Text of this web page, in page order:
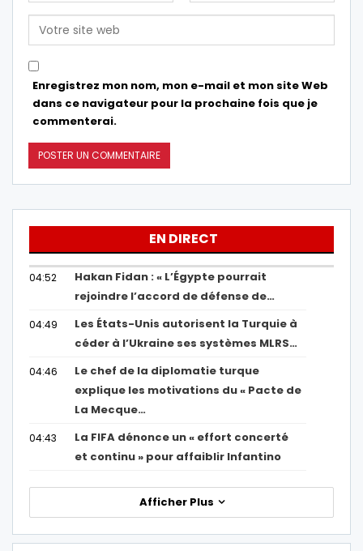
Enregistrez mon nom, mon e-mail et mon site Web
dans ce navigateur pour la prochaine fois que je
commenterai.
EN DIRECT
04:52
Hakan Fidan : « L’Égypte pourrait
rejoindre l’accord de défense de…
04:49
Les États-Unis autorisent la Turquie à
céder à l’Ukraine ses systèmes MLRS…
04:46
Le chef de la diplomatie turque
explique les motivations du « Pacte de
La Mecque…
04:43
La FIFA dénonce un « effort concerté
et continu » pour affaiblir Infantino
Afficher Plus